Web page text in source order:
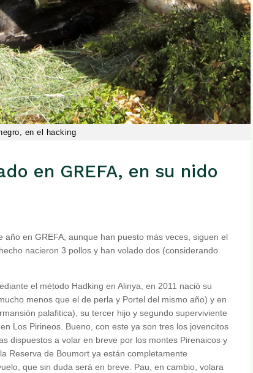
en el hacking
en GREFA, en su nido
en GREFA, aunque han puesto más veces, siguen el
nacieron 3 pollos y han volado dos (considerando
el método Hadking en Alinya, en 2011 nació su
menos que el de perla y Portel del mismo año) y en
palafitica), su tercer hijo y segundo superviviente
Los Pirineos. Bueno, con este ya son tres los jovencitos
dispuestos a volar en breve por los montes Pirenaicos y
Reserva de Boumort ya están completamente
que sin duda será en breve. Pau, en cambio, volara